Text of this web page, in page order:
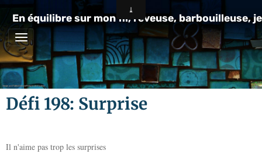
En équilibre sur mon fil, rêveuse, barbouilleuse,
Défi 198: Surprise
Il n'aime pas trop les surprises